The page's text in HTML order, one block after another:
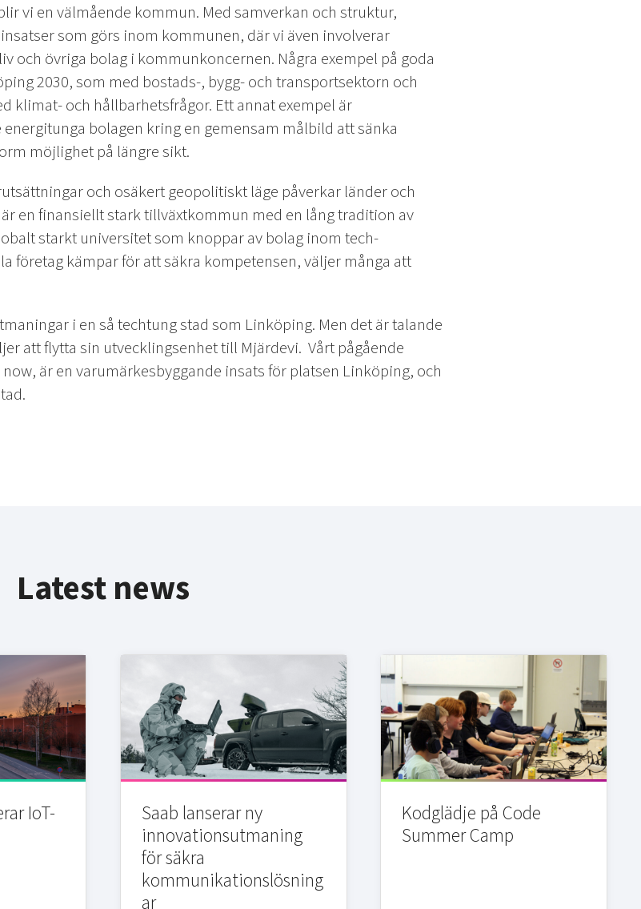
vi en välmående kommun. Med samverkan och struktur,
som görs inom kommunen, där vi även involverar
och övriga bolag i kommunkoncernen. Några exempel på goda
2030, som med bostads-, bygg- och transportsektorn och
klimat- och hållbarhetsfrågor. Ett annat exempel är
bolagen kring en gemensam målbild att sänka
möjlighet på längre sikt.
och osäkert geopolitiskt läge påverkar länder och
en finansiellt stark tillväxtkommun med en lång tradition av
starkt universitet som knoppar av bolag inom tech-
företag kämpar för att säkra kompetensen, väljer många att
i en så techtung stad som Linköping. Men det är talande
att flytta sin utvecklingsenhet till Mjärdevi. Vårt pågående
är en varumärkesbyggande insats för platsen Linköping, och
Latest news
IoT-
Saab lanserar ny
innovationsutmaning
för säkra
kommunikationslösning
ar
Kodglädje på Code
Summer Camp